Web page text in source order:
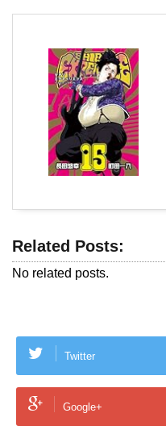
Related Posts:
No related posts.
Twitter
Google+